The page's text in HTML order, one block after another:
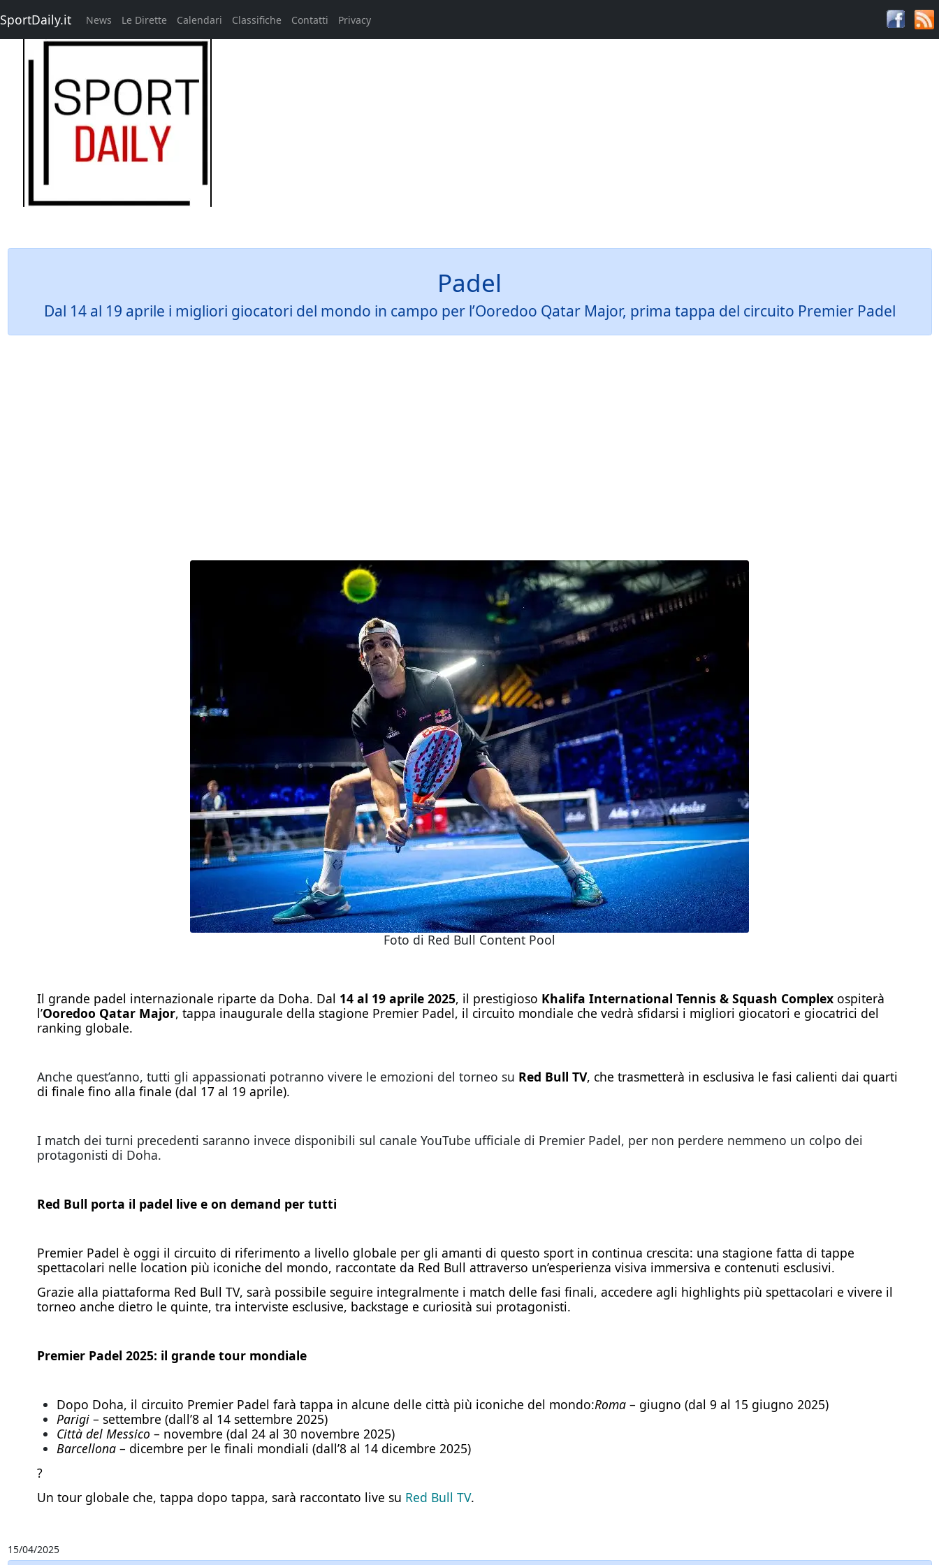
SportDaily.it News Le Dirette Calendari Classifiche Contatti Privacy
Padel
Dal 14 al 19 aprile i migliori giocatori del mondo in campo per l’Ooredoo Qatar Major, prima tappa del circuito Premier Padel
Foto di Red Bull Content Pool
Il grande padel internazionale riparte da Doha. Dal 14 al 19 aprile 2025, il prestigioso Khalifa International Tennis & Squash Complexospiterà
l’Ooredoo Qatar Major, tappa inaugurale della stagione Premier Padel, il circuito mondiale che vedrà sfidarsi i migliori giocatori e giocatrici del
ranking globale.
Anche quest’anno, tutti gli appassionati potranno vivere le emozioni del torneo su Red Bull TV, che trasmetterà in esclusiva le fasi calienti dai quarti
di finale fino alla finale (dal 17 al 19 aprile).
I match dei turni precedenti saranno invece disponibili sul canale YouTube ufficiale di Premier Padel, per non perdere nemmeno un colpo dei
protagonisti di Doha.
Red Bull porta il padel live e on demand per tutti
Premier Padel è oggi il circuito di riferimento a livello globale per gli amanti di questo sport in continua crescita: una stagione fatta di tappe
spettacolari nelle location più iconiche del mondo, raccontate da Red Bull attraverso un’esperienza visiva immersiva e contenuti esclusivi.
Grazie alla piattaforma Red Bull TV, sarà possibile seguire integralmente i match delle fasi finali, accedere agli highlights più spettacolari e vivere il
torneo anche dietro le quinte, tra interviste esclusive, backstage e curiosità sui protagonisti.
Premier Padel 2025: il grande tour mondiale
Dopo Doha, il circuito Premier Padel farà tappa in alcune delle città più iconiche del mondo:Roma– giugno (dal 9 al 15 giugno 2025)
Parigi– settembre (dall’8 al 14 settembre 2025)
Città del Messico – novembre (dal 24 al 30 novembre 2025)
Barcellona– dicembre per le finali mondiali (dall’8 al 14 dicembre 2025)
?
Un tour globale che, tappa dopo tappa, sarà raccontato live su Red Bull TV.
15/04/2025